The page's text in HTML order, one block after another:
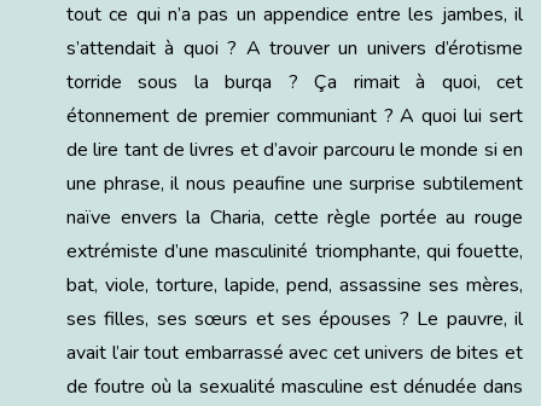
tout ce qui n’a pas un appendice entre les jambes, il
s’attendait à quoi ? A trouver un univers d’érotisme
torride sous la burqa ? Ça rimait à quoi, cet
étonnement de premier communiant ? A quoi lui sert
de lire tant de livres et d’avoir parcouru le monde si en
une phrase, il nous peaufine une surprise subtilement
naïve envers la Charia, cette règle portée au rouge
extrémiste d’une masculinité triomphante, qui fouette,
bat, viole, torture, lapide, pend, assassine ses mères,
ses filles, ses sœurs et ses épouses ? Le pauvre, il
avait l’air tout embarrassé avec cet univers de bites et
de foutre où la sexualité masculine est dénudée dans